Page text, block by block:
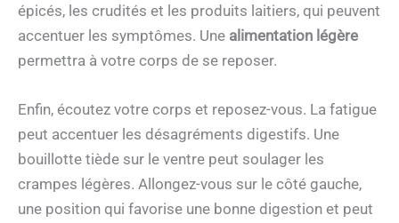
épicés, les crudités et les produits laitiers, qui peuvent
accentuer les symptômes. Une alimentation légère
permettra à votre corps de se reposer.
Enfin, écoutez votre corps et reposez-vous. La fatigue
peut accentuer les désagréments digestifs. Une
bouillotte tiède sur le ventre peut soulager les
crampes légères. Allongez-vous sur le côté gauche,
une position qui favorise une bonne digestion et peut